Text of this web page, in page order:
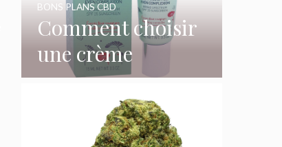
Comment choisir
une crème
hydratante
parfaite pour
votre peau
BONS PLANS CBD